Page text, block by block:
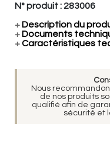
N° produit : 283006
+ Description du
+ Documents
+Caractéristiques
Nous
de nos produits
qualifié afin de
sécurité et